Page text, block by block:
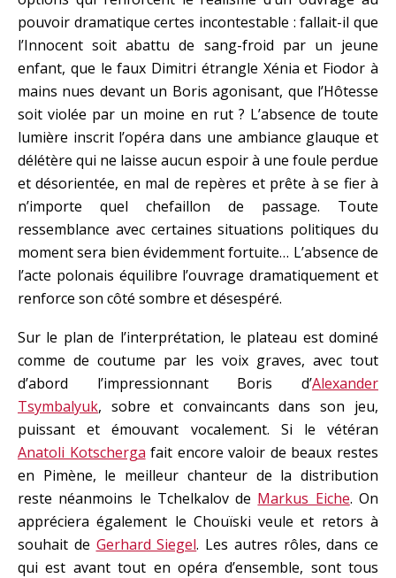
pouvoir dramatique certes incontestable : fallait-il que
l’Innocent soit abattu de sang-froid par un jeune
enfant, que le faux Dimitri étrangle Xénia et Fiodor à
mains nues devant un Boris agonisant, que l’Hôtesse
soit violée par un moine en rut ? L’absence de toute
lumière inscrit l’opéra dans une ambiance glauque et
délétère qui ne laisse aucun espoir à une foule perdue
et désorientée, en mal de repères et prête à se fier à
n’importe quel chefaillon de passage. Toute
ressemblance avec certaines situations politiques du
moment sera bien évidemment fortuite… L’absence de
l’acte polonais équilibre l’ouvrage dramatiquement et
renforce son côté sombre et désespéré.
Sur le plan de l’interprétation, le plateau est dominé
comme de coutume par les voix graves, avec tout
d’abord l’impressionnant Boris d’Alexander
Tsymbalyuk, sobre et convaincants dans son jeu,
puissant et émouvant vocalement. Si le vétéran
Anatoli Kotscherga fait encore valoir de beaux restes
en Pimène, le meilleur chanteur de la distribution
reste néanmoins le Tchelkalov de Markus Eiche. On
appréciera également le Chouïski veule et retors à
souhait de Gerhard Siegel. Les autres rôles, dans ce
qui est avant tout en opéra d’ensemble, sont tous